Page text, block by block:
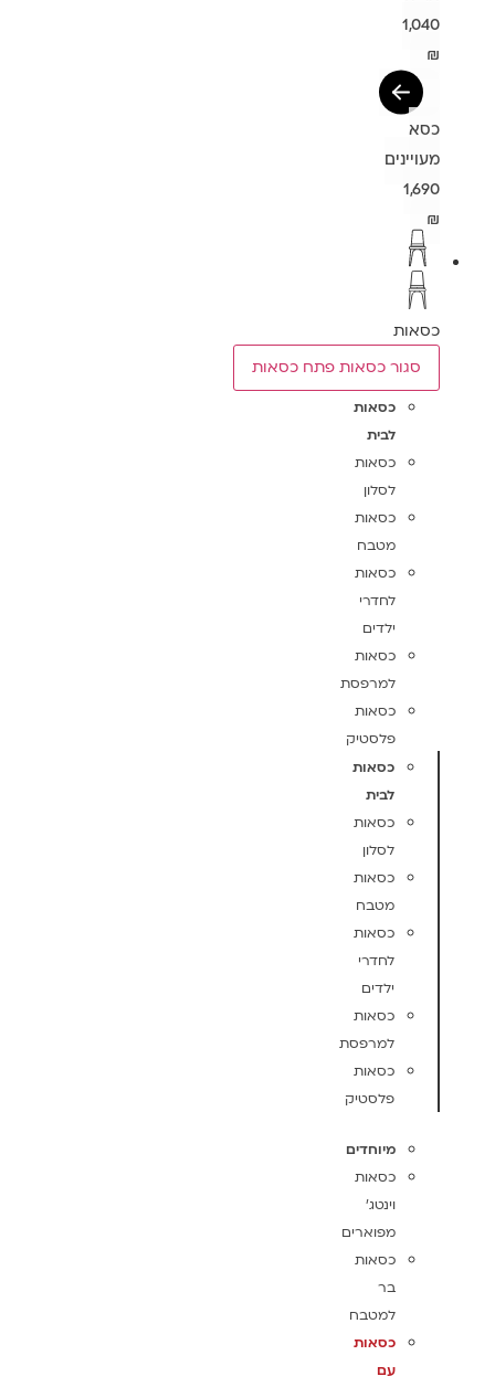
1,040
₪
כסא
מעויינים
1,690
₪
כסאות
סגור כסאות פתח כסאות
כסאות
לבית
כסאות
לסלון
כסאות
מטבח
כסאות
לחדרי
ילדים
כסאות
למרפסת
כסאות
פלסטיק
כסאות
לבית
כסאות
לסלון
כסאות
מטבח
כסאות
לחדרי
ילדים
כסאות
למרפסת
כסאות
פלסטיק
מיוחדים
כסאות
וינטג'
מפוארים
כסאות
בר
למטבח
כסאות
עם